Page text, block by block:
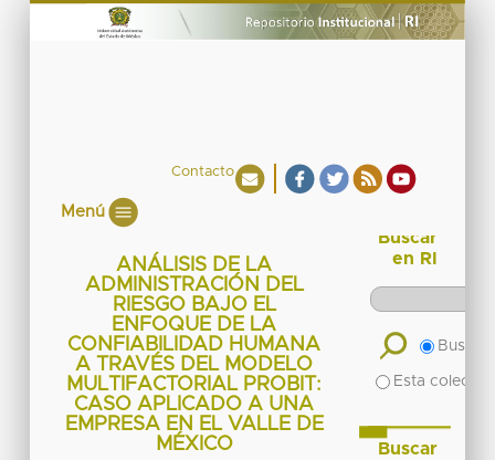
Contacto
Menú
ANÁLISIS DE LA
ADMINISTRACIÓN DEL
RIESGO BAJO EL
ENFOQUE DE LA
CONFIABILIDAD HUMANA
A TRAVÉS DEL MODELO
MULTIFACTORIAL PROBIT:
CASO APLICADO A UNA
EMPRESA EN EL VALLE DE
MÉXICO
Buscar
en RI
Buscar
Esta
Buscar